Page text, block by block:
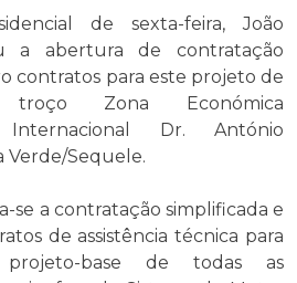
de sexta-feira, João
a abertura de contratação
contratos para este projeto de
Zona Económica
Internacional Dr. António
Verde/Sequele.
se a contratação simplificada e
de assistência técnica para
base de todas as